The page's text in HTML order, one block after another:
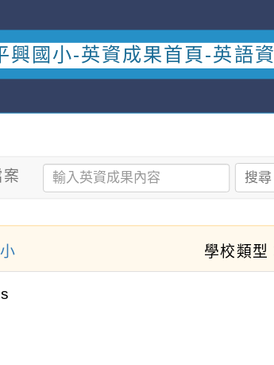
興國小-英資成果首頁-英語
搜尋
學校類型